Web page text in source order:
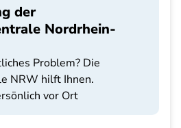
der
Nordrhein-
Problem? Die
NRW hilft Ihnen.
vor Ort